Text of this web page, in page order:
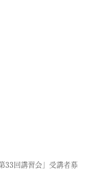
33回講習会」受講者募